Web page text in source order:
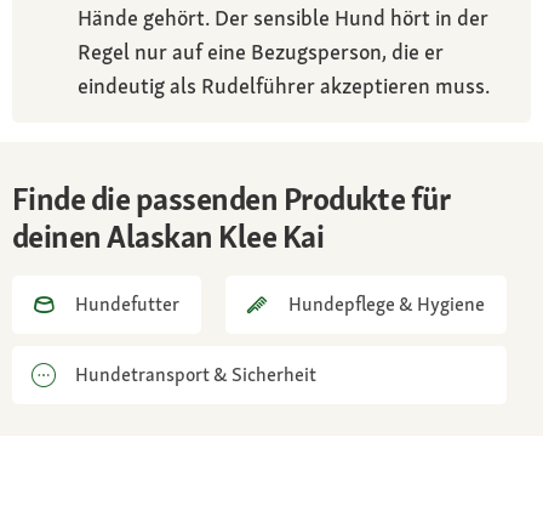
Hände gehört. Der sensible Hund hört in der
Regel nur auf eine Bezugsperson, die er
eindeutig als Rudelführer akzeptieren muss.
Finde die passenden Produkte für
deinen Alaskan Klee Kai
Hundefutter Hundepflege & Hygiene
Hundetransport & Sicherheit